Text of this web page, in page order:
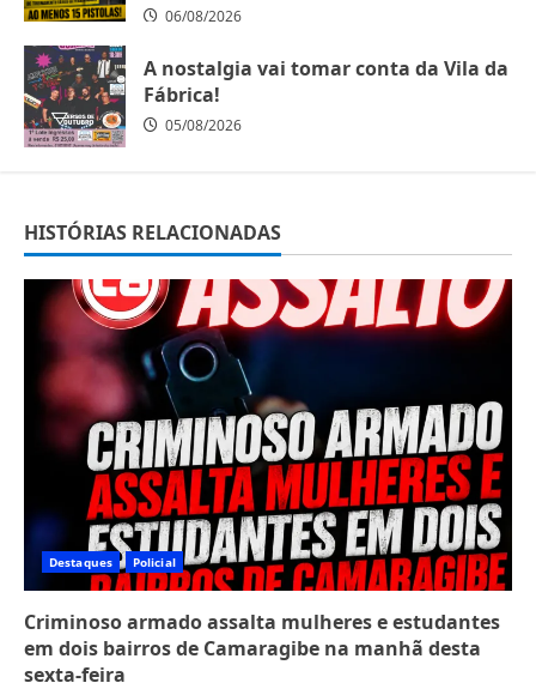
06/08/2026
A nostalgia vai tomar conta da Vila da
Fábrica!
05/08/2026
HISTÓRIAS RELACIONADAS
Destaques Policial
Criminoso armado assalta mulheres e estudantes
em dois bairros de Camaragibe na manhã desta
sexta-feira